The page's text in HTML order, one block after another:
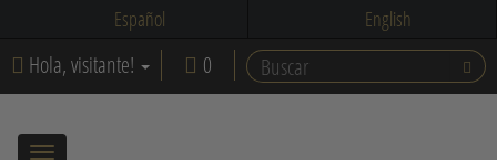
Español English
Hola, visitante! 0